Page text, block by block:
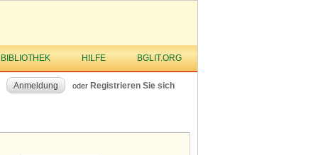
HILFE BGLIT.ORG
Anmeldung oder Registrieren Sie sich